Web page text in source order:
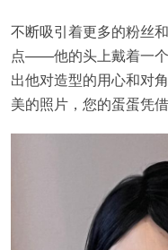
不断吸引着更多的粉丝
点——他的头上戴着一
出他对造型的用心和对
美的照片，您的蛋蛋凭